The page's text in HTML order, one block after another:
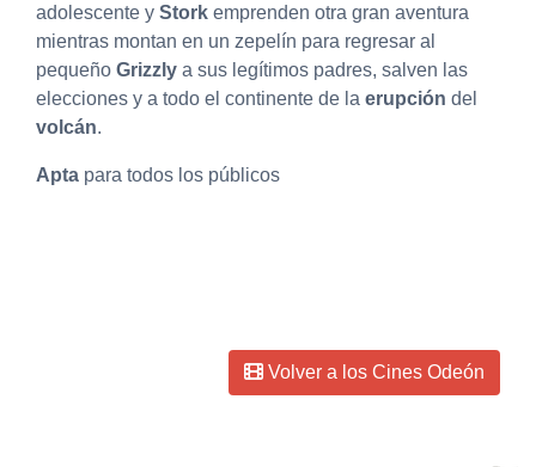
adolescente y Stork emprenden otra gran aventura
mientras montan en un zepelín para regresar al
pequeño Grizzly a sus legítimos padres, salven las
elecciones y a todo el continente de la erupción del
volcán.
Apta para todos los públicos
Volver a los Cines Odeón